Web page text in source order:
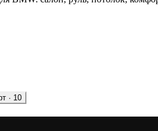
· 10